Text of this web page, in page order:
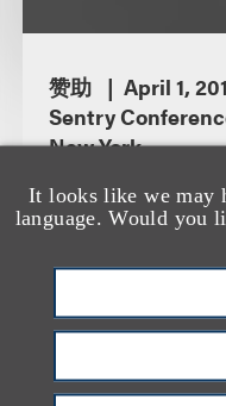
It looks like we may
language. Would you
赞助
April 1,
Sentry
New York